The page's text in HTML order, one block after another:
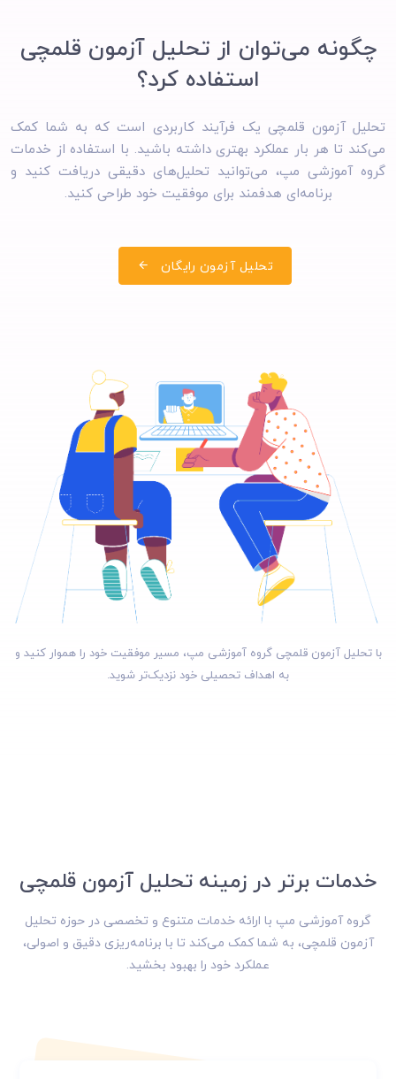
چگونه می‌توان از تحلیل آزمون قلمچی
استفاده کرد؟
تحلیل آزمون قلمچی یک فرآیند کاربردی است که به شما کمک
می‌کند تا هر بار عملکرد بهتری داشته باشید. با استفاده از خدمات
گروه آموزشی مپ، می‌توانید تحلیل‌های دقیقی دریافت کنید و
برنامه‌ای هدفمند برای موفقیت خود طراحی کنید.
تحلیل آزمون رایگان
با تحلیل آزمون قلمچی گروه آموزشی مپ، مسیر موفقیت خود را هموار کنید و
به اهداف تحصیلی خود نزدیک‌تر شوید.
خدمات برتر در زمینه تحلیل آزمون قلمچی
گروه آموزشی مپ با ارائه خدمات متنوع و تخصصی در حوزه تحلیل
آزمون قلمچی، به شما کمک می‌کند تا با برنامه‌ریزی دقیق و اصولی،
عملکرد خود را بهبود بخشید.